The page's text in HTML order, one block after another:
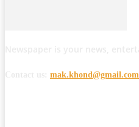
mak.khond@gmail.com